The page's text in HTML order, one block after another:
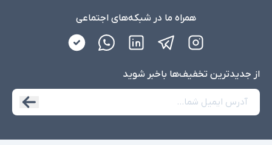
همراه ما در شبکه‌های اجتماعی
از جدید‌ترین تخفیف‌ها با‌خبر شوید